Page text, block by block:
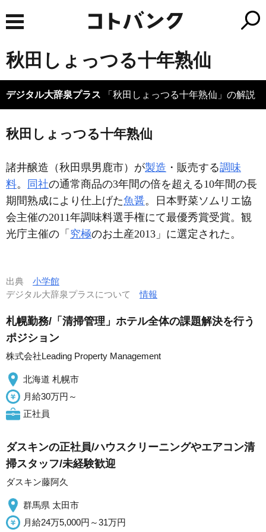
秋田しょっつる十年熟仙
デジタル大辞泉プラス 「秋田しょっつる十年熟仙」の解説
秋田しょっつる十年熟仙
諸井醸造（秋田県男鹿市）が製造 ・販売する調味
料。 同社の通常商品の3年間の倍を超える10年間の長
期間熟成により仕上げた魚醤。日本野菜ソムリエ協
会主催の2011年調味料選手権にて最優秀賞受賞。観
光庁主催の「 究極のお土産2013」に選定された。
出典 小学館
デジタル大辞泉プラスについて情報
札幌勤務/「清掃管理」ホテル全体の課題解決を行う
ポジション
株式会社Leading Property Management
北海道 札幌市
月給30万円～
正社員
ダスキンの正社員/ハウスクリーニングやエアコン清
掃スタッフ/未経験歓迎
ダスキン藤阿久
群馬県 太田市
月給24万5,000円～31万円